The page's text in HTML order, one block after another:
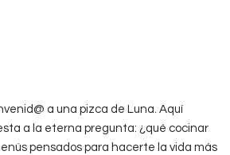
a una pizca de Luna. Aquí
a la eterna pregunta: ¿qué cocinar
pensados para hacerte la vida más